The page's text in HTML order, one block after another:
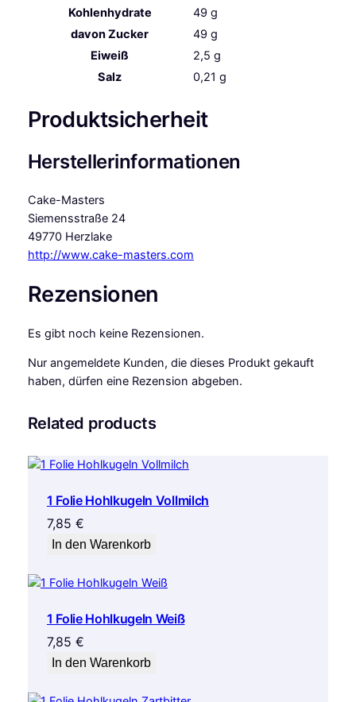
Kohlenhydrate
49 g
davonZucker 49 g
Eiweiß
2,5 g
Salz
0,21 g
Produktsicherheit
Herstellerinformationen
Cake-Masters
Siemensstraße 24
49770 Herzlake
http://www.cake-masters.com
Rezensionen
Es gibt noch keine Rezensionen.
Nur angemeldete Kunden, die dieses Produkt gekauft
haben, dürfen eine Rezension abgeben.
Related products
1 Folie Hohlkugeln Vollmilch
7,85 €
In den Warenkorb
1 Folie Hohlkugeln Weiß
7,85 €
In den Warenkorb